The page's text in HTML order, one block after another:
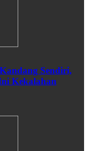
Sendiri,
Kekalahan